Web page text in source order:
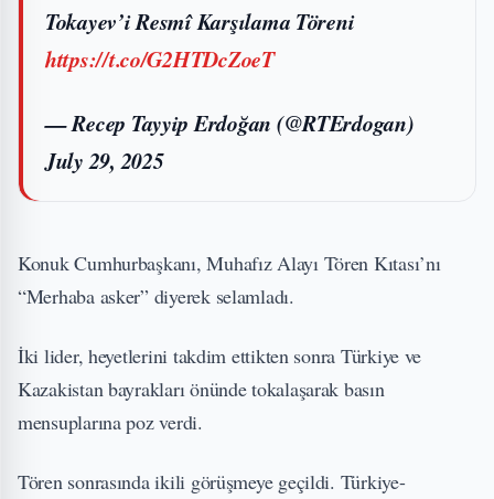
Tokayev’i Resmî Karşılama Töreni
https://t.co/G2HTDcZoeT
— Recep Tayyip Erdoğan (@RTErdogan)
July 29, 2025
Konuk Cumhurbaşkanı, Muhafız Alayı Tören Kıtası’nı
“Merhaba asker” diyerek selamladı.
İki lider, heyetlerini takdim ettikten sonra Türkiye ve
Kazakistan bayrakları önünde tokalaşarak basın
mensuplarına poz verdi.
Tören sonrasında ikili görüşmeye geçildi. Türkiye-